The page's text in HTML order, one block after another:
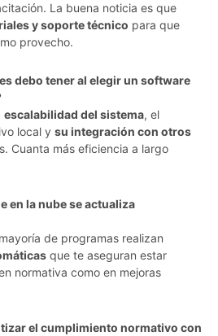
La buena noticia es que
y soporte técnico para que
provecho.
debo tener al elegir un software
escalabilidad del sistema, el
local y su integración con otros
Cuanta más eficiencia a largo
en la nube se actualiza
de programas realizan
que te aseguran estar
normativa como en mejoras
el cumplimiento normativo con